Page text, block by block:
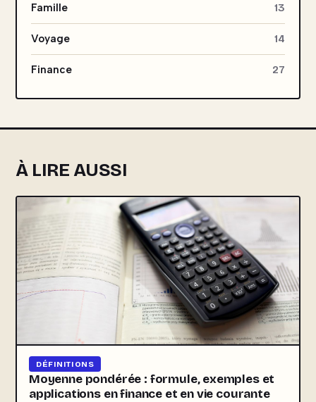
Famille 13
Voyage 14
Finance 27
À LIRE AUSSI
DÉFINITIONS
Moyenne pondérée : formule, exemples et
applications en finance et en vie courante